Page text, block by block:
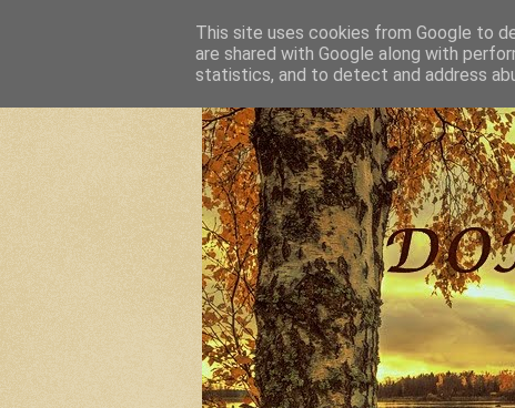
This site uses cookies from Google to
are shared with Google along with
statistics, and to detect and address